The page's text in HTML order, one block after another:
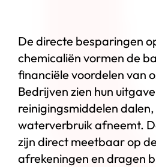
De directe besparingen
chemicaliën vormen de
financiële voordelen van
Bedrijven zien hun
reinigingsmiddelen
waterverbruik afneemt.
zijn direct meetbaar op
afrekeningen en dragen